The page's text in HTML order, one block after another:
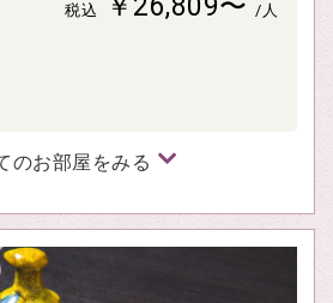
税込 /人
のお部屋をみる